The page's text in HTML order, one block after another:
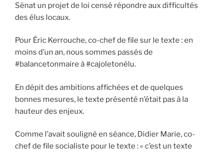
de
Sénat un projet de loi censé répondre aux difficultés
des élus locaux.
Pour Éric Kerrouche, co-chef de file sur le texte : en
moins d’un an, nous sommes passés de
#balancetonmaire à #cajoletonélu.
En dépit des ambitions affichées et de quelques
bonnes mesures, le texte présenté n’était pas à la
hauteur des enjeux.
Comme l’avait souligné en séance, Didier Marie, co-
chef de file socialiste pour le texte : « c’est un texte